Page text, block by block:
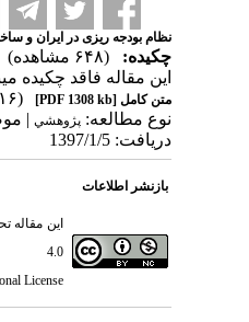
نظام بودجه ریزی در ایران و
چکیده:
(۶۴۸ مشاهده)
این مقاله فاقد چکیده
متن کامل[PDF 1308 kb]
(۸۱۱۶ دریافت)
نوع مطالعه: پژوهشي|
دریافت: 1397/1/5
بازنشر اطلاعات
این
4.0
License